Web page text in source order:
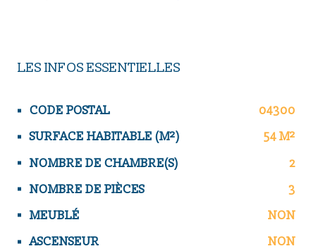
LES INFOSESSENTIELLES
Caractérisque Valeurs
CODE POSTAL
04300
SURFACE HABITABLE (M²)
54 M²
NOMBRE DE CHAMBRE(S)
2
NOMBRE DE PIÈCES
3
MEUBLÉ
NON
ASCENSEUR
NON